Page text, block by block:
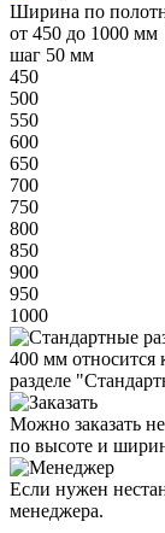
Ширина по
от 450 до 1000 мм
шаг 50 мм
450
500
550
600
650
700
750
800
850
900
950
1000
400 мм относится
разделе
Можно заказать
по высоте и
Если нужен
менеджера.